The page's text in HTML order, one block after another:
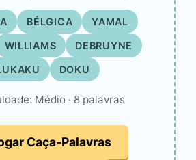
BÉLGICA YAMAL
WILLIAMS DEBRUYNE
DOKU
Médio · 8 palavras
Caça-Palavras